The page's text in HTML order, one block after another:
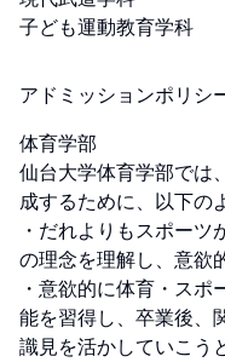
子ども運動教育学科
アドミッションポリシ
体育学部
仙台大学体育学部では
成するために、以下の
・だれよりもスポー
の理念を理解し、意欲
・意欲的に体育・ス
能を習得し、卒業後、
識見を活かしていこう